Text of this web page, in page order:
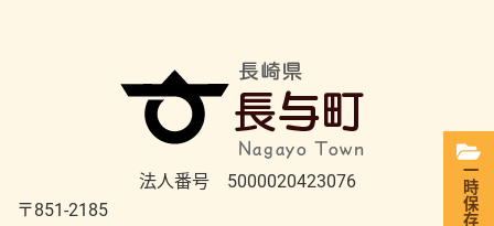
法人番号 5000020423076
〒851-2185
一時保存